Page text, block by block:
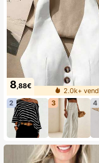
8,88€
2.0k+
2
3 4